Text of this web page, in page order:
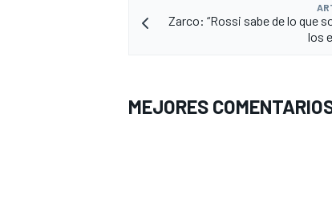
Zarco: “Rossi sabe de lo que
los
MEJORES